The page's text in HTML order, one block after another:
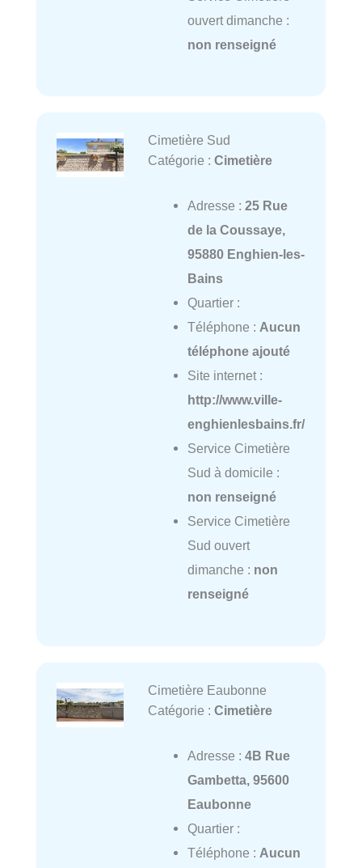
ouvert dimanche :
non renseigné
Cimetière Sud
Catégorie : Cimetière
Adresse : 25 Rue
de la Coussaye,
95880 Enghien-les-
Bains
Quartier :
Téléphone : Aucun
téléphone ajouté
Site internet :
http://www.ville-
enghienlesbains.fr/
Service Cimetière
Sud à domicile :
non renseigné
Service Cimetière
Sud ouvert
dimanche : non
renseigné
Cimetière Eaubonne
Catégorie : Cimetière
Adresse : 4B Rue
Gambetta, 95600
Eaubonne
Quartier :
Téléphone : Aucun